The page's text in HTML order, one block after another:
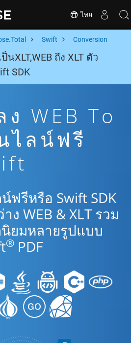
ไทย
Swift Conversion
นXLT,WEB ถึง XLT ตัว
SDK
WEB To
ไลน์ฟรี
ฟรีหรือ Swift SDK
ง WEB & XLT รวม
ยมหลายรูปแบบ
® PDF